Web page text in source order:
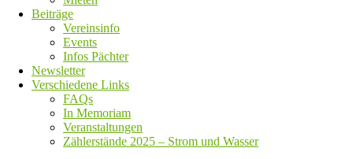
Beiträge
Vereinsinfo
Events
Infos Pächter
Newsletter
Verschiedene Links
FAQs
In Memoriam
Veranstaltungen
Zählerstände 2025 – Strom und Wasser